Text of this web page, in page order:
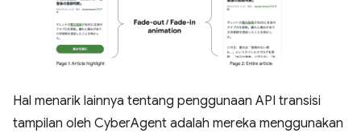
Hal menarik lainnya tentang penggunaan API transisi
tampilan oleh CyberAgent adalah mereka menggunakan